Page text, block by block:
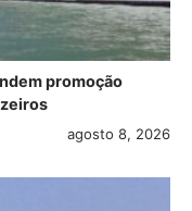
promoção
agosto 8, 2026